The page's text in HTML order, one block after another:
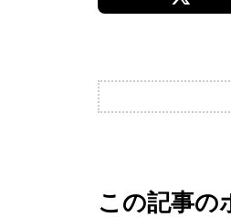
この記事の